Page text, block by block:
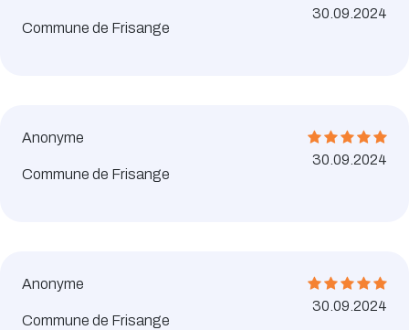
Commune de Frisange
30.09.2024
Anonyme
Commune de Frisange
30.09.2024
Anonyme
Commune de Frisange
30.09.2024